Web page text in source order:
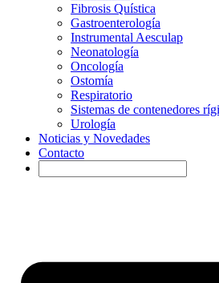
Fibrosis Quística
Gastroenterología
Instrumental Aesculap
Neonatología
Oncología
Ostomía
Respiratorio
Sistemas de contenedores
Urología
Noticias y Novedades
Contacto